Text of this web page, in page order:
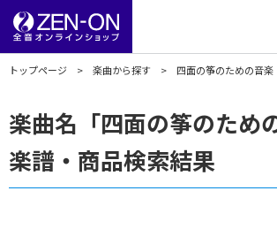
トップページ 楽曲から探す 四面の筝のための音楽
楽曲名「四面の筝のため
楽譜・商品検索結果